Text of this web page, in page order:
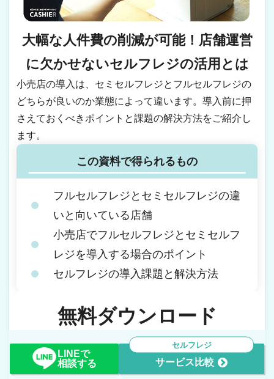
大幅な人件費の削減が可能！店舗運営
に欠かせないセルフレジの活用とは
小売店の導入は、セミセルフレジとフルセルフレジの
どちらが良いのか業態によって違います。導入前に押
さえておくべきポイントと課題の解決方法をご紹介し
ます。
この資料で得られるもの
フルセルフレジとセミセルフレジの違
いと向いている店舗
小売店でフルセルフレジとセミセルフ
レジを導入する場合のポイント
セルフレジの導入課題と解決方法
無料ダウンロード
かんたんフォーム入力で今すぐダウンロード
LINEで
相談する
セルフレジ
サービス比較